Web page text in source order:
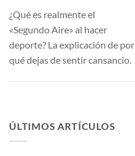
¿Qué es realmente el
«Segundo Aire» al hacer
deporte? La explicación de por
qué dejas de sentir cansancio.
ÚLTIMOS ARTÍCULOS